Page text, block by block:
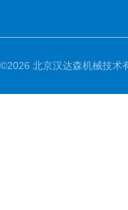
©2026 北京汉达森机械技术